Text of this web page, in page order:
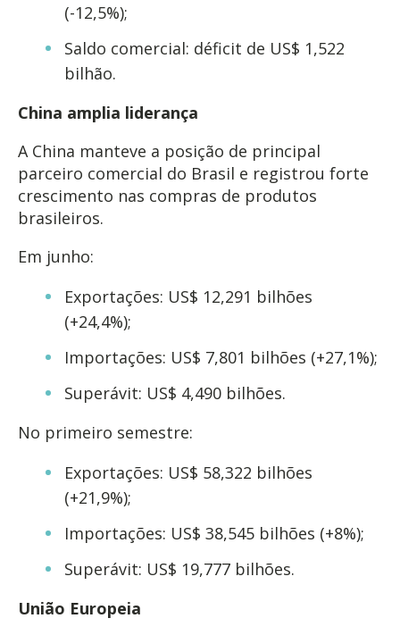
(-12,5%);
Saldo comercial: déficit de US$ 1,522
bilhão.
China amplia liderança
A China manteve a posição de principal
parceiro comercial do Brasil e registrou forte
crescimento nas compras de produtos
brasileiros.
Em junho:
Exportações: US$ 12,291 bilhões
(+24,4%);
Importações: US$ 7,801 bilhões (+27,1%);
Superávit: US$ 4,490 bilhões.
No primeiro semestre:
Exportações: US$ 58,322 bilhões
(+21,9%);
Importações: US$ 38,545 bilhões (+8%);
Superávit: US$ 19,777 bilhões.
União Europeia